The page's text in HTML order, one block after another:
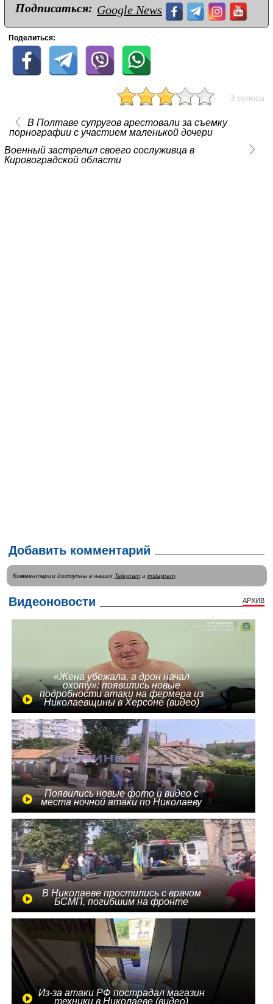
Подписаться: Google News
Поделиться:
3 голоса
В Полтаве супругов арестовали за съемку
порнографии с участием маленькой дочери
Военный застрелил своего сослуживца в
Кировоградской области
Добавить комментарий
Комментарии доступны в наших Telegramи instagram.
Видеоновости АРХИВ
«Жена убежала, а дрон начал
охоту»: появились новые
подробности атаки на фермера из
Николаевщины в Херсоне (видео)
Появились новые фото и видео с
места ночной атаки по Николаеву
В Николаеве простились с врачом
БСМП, погибшим на фронте
Из-за атаки РФ пострадал магазин
техники в Николаеве (видео)